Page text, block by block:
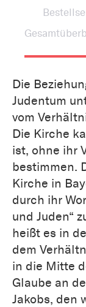
Die
Judentum
vom
Die Kirche
ist, ohne ihr
bestimmen.
Kirche in
durch ihr
und Juden“
heißt es in
dem
in die Mitte
Glaube an
Jakobs, den